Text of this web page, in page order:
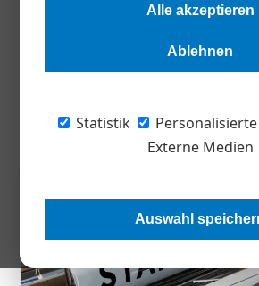
Alle akzeptieren
Ablehnen
Statistik
Externe Medien
Auswahl
Wien wird 2026 zur Bühne für den
und damit zum Testfall für
Millionenevent reibungslos funktioniert.